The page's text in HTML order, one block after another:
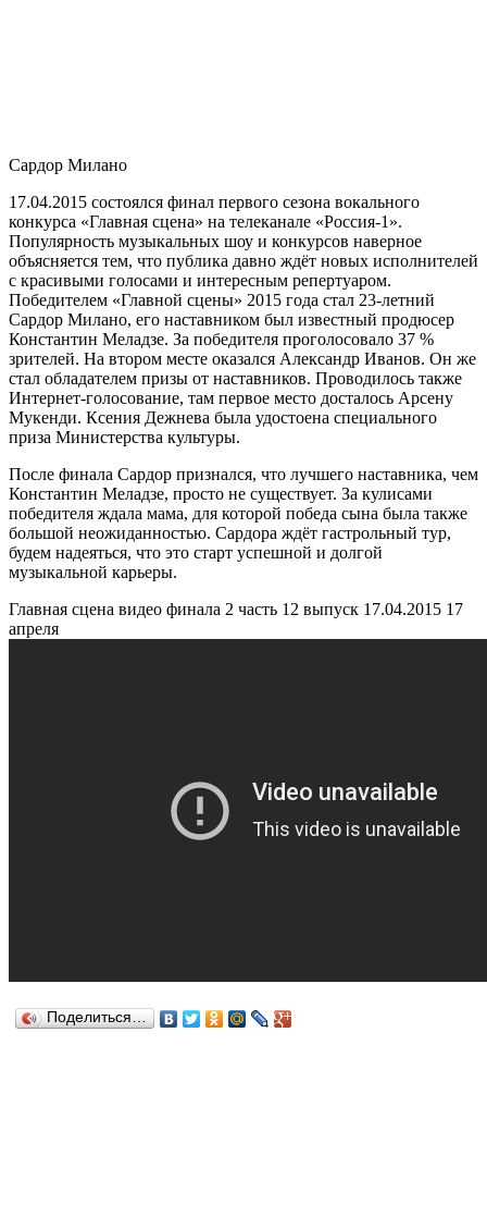
Сардор Милано
17.04.2015 состоялся финал первого сезона вокального
конкурса «Главная сцена» на телеканале «Россия-1».
Популярность музыкальных шоу и конкурсов наверное
объясняется тем, что публика давно ждёт новых исполнителей
с красивыми голосами и интересным репертуаром.
Победителем «Главной сцены» 2015 года стал 23-летний
Сардор Милано, его наставником был известный продюсер
Константин Меладзе. За победителя проголосовало 37 %
зрителей. На втором месте оказался Александр Иванов. Он же
стал обладателем призы от наставников. Проводилось также
Интернет-голосование, там первое место досталось Арсену
Мукенди. Ксения Дежнева была удостоена специального
приза Министерства культуры.
После финала Сардор признался, что лучшего наставника, чем
Константин Меладзе, просто не существует. За кулисами
победителя ждала мама, для которой победа сына была также
большой неожиданностью. Сардора ждёт гастрольный тур,
будем надеяться, что это старт успешной и долгой
музыкальной карьеры.
Главная сцена видео финала 2 часть 12 выпуск 17.04.2015 17
апреля
Поделиться…